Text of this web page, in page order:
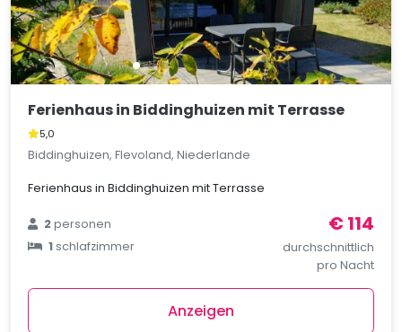
Ferienhaus in Biddinghuizen mit Terrasse
5,0
Biddinghuizen, Flevoland, Niederlande
Ferienhaus in Biddinghuizen mit Terrasse
2personen
1schlafzimmer
€ 114
durchschnittlich
pro Nacht
Anzeigen